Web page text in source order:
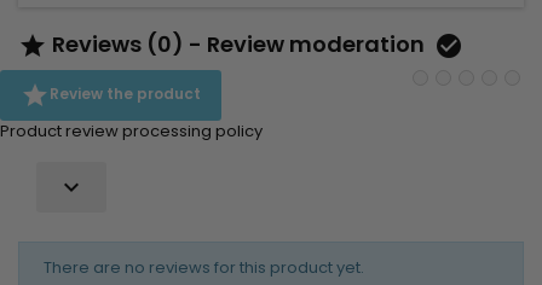
 Reviews (0) - Review moderation 
Review the product
Product review processing policy

There are no reviews for this product yet.